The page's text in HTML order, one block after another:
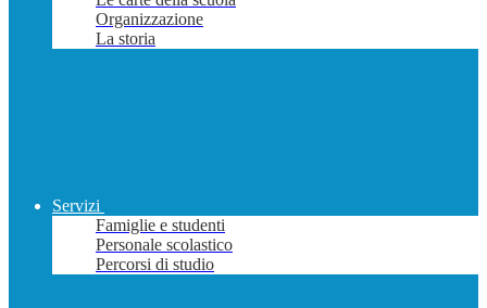
Organizzazione
La storia
Servizi
Famiglie e studenti
Personale scolastico
Percorsi di studio